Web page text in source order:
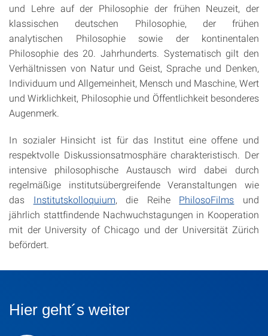
und Lehre auf der Philosophie der frühen Neuzeit, der
klassischen deutschen Philosophie, der frühen
analytischen Philosophie sowie der kontinentalen
Philosophie des 20. Jahrhunderts. Systematisch gilt den
Verhältnissen von Natur und Geist, Sprache und Denken,
Individuum und Allgemeinheit, Mensch und Maschine, Wert
und Wirklichkeit, Philosophie und Öffentlichkeit besonderes
Augenmerk.
In sozialer Hinsicht ist für das Institut eine offene und
respektvolle Diskussionsatmosphäre charakteristisch. Der
intensive philosophische Austausch wird dabei durch
regelmäßige institutsübergreifende Veranstaltungen wie
das Institutskolloquium, die Reihe PhilosoFilms und
jährlich stattfindende Nachwuchstagungen in Kooperation
mit der University of Chicago und der Universität Zürich
befördert.
Hier geht´s weiter